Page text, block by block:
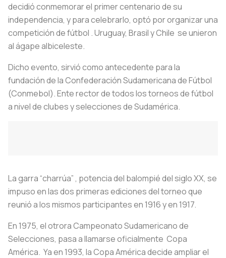
decidió conmemorar el primer centenario de su
independencia, y para celebrarlo, optó por organizar una
competición de fútbol . Uruguay, Brasil y Chile se unieron
al ágape albiceleste.
Dicho evento, sirvió como antecedente para la
fundación de la Confederación Sudamericana de Fútbol
(Conmebol). Ente rector de todos los torneos de fútbol
a nivel de clubes y selecciones de Sudamérica.
La garra “charrúa” , potencia del balompié del siglo XX, se
impuso en las dos primeras ediciones del torneo que
reunió a los mismos participantes en 1916 y en 1917.
En 1975, el otrora Campeonato Sudamericano de
Selecciones, pasa a llamarse oficialmente Copa
América. Ya en 1993, la Copa América decide ampliar el